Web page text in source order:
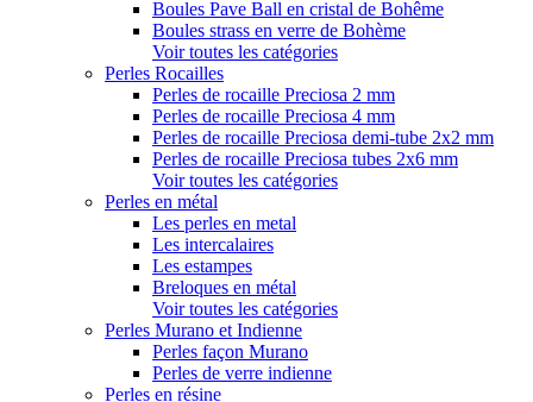
Boules Pave Ball en cristal de Bohême
Boules strass en verre de Bohème
Voir toutes les catégories
Perles Rocailles
Perles de rocaille Preciosa 2 mm
Perles de rocaille Preciosa 4 mm
Perles de rocaille Preciosa demi-tube 2x2 mm
Perles de rocaille Preciosa tubes 2x6 mm
Voir toutes les catégories
Perles en métal
Les perles en metal
Les intercalaires
Les estampes
Breloques en métal
Voir toutes les catégories
Perles Murano et Indienne
Perles façon Murano
Perles de verre indienne
Perles en résine